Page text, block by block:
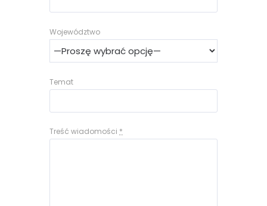
Województwo
Temat
Treść wiadomości *